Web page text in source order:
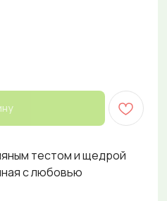
тестом и щедрой
с любовью